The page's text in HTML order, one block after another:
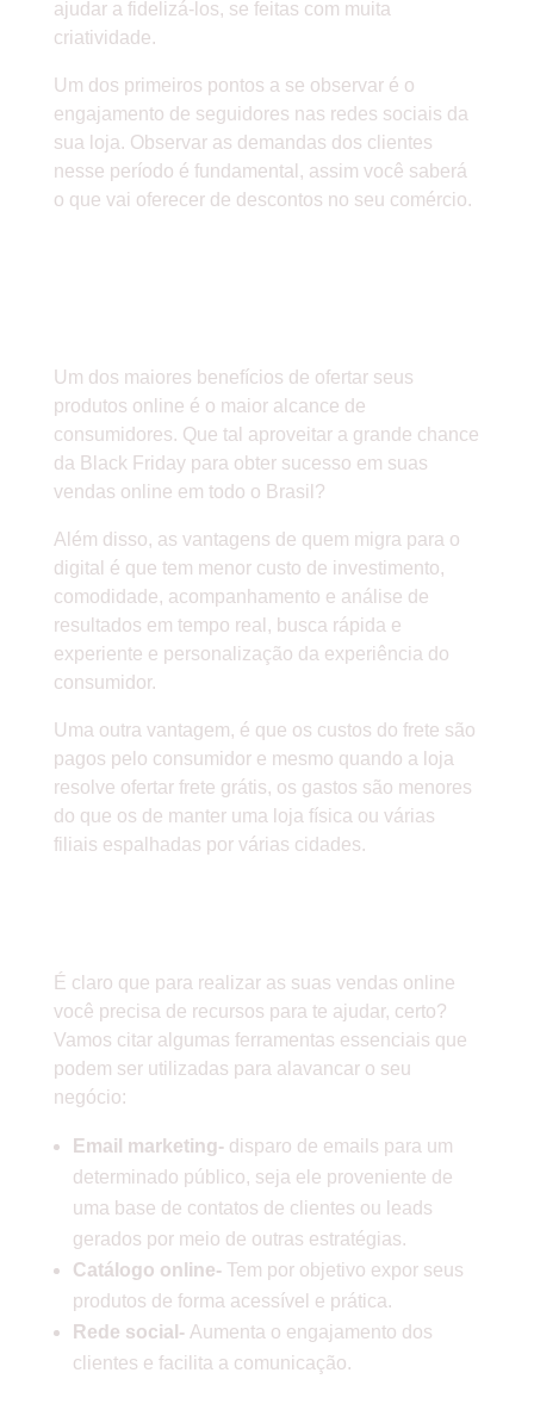
ajudar a fidelizá-los, se feitas com muita
criatividade.
Um dos primeiros pontos a se observar é o
engajamento de seguidores nas redes sociais da
sua loja. Observar as demandas dos clientes
nesse período é fundamental, assim você saberá
o que vai oferecer de descontos no seu comércio.
Um dos maiores benefícios de ofertar seus
produtos online é o maior alcance de
consumidores. Que tal aproveitar a grande chance
da Black Friday para obter sucesso em suas
vendas online em todo o Brasil?
Além disso, as vantagens de quem migra para o
digital é que tem menor custo de investimento,
comodidade, acompanhamento e análise de
resultados em tempo real, busca rápida e
experiente e personalização da experiência do
consumidor.
Uma outra vantagem, é que os custos do frete são
pagos pelo consumidor e mesmo quando a loja
resolve ofertar frete grátis, os gastos são menores
do que os de manter uma loja física ou várias
filiais espalhadas por várias cidades.
É claro que para realizar as suas vendas online
você precisa de recursos para te ajudar, certo?
Vamos citar algumas ferramentas essenciais que
podem ser utilizadas para alavancar o seu
negócio:
Email marketing- disparo de emails para um
determinado público, seja ele proveniente de
uma base de contatos de clientes ou leads
gerados por meio de outras estratégias.
Catálogo online-Tem por objetivo expor seus
produtos de forma acessível e prática.
Rede social- Aumenta o engajamento dos
clientes e facilita a comunicação.